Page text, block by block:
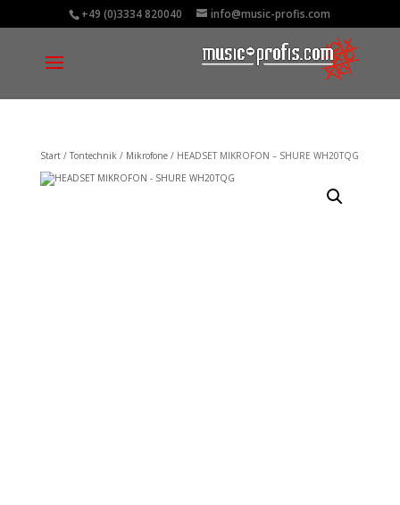
+49 (0)3334 820040 info@music-profis.com
Start/ Tontechnik/ Mikrofone/ HEADSET MIKROFON – SHURE WH20TQG